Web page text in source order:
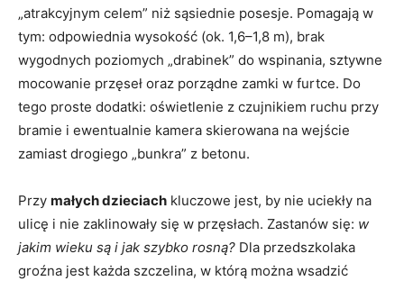
„atrakcyjnym celem” niż sąsiednie posesje. Pomagają w
tym: odpowiednia wysokość (ok. 1,6–1,8 m), brak
wygodnych poziomych „drabinek” do wspinania, sztywne
mocowanie przęseł oraz porządne zamki w furtce. Do
tego proste dodatki: oświetlenie z czujnikiem ruchu przy
bramie i ewentualnie kamera skierowana na wejście
zamiast drogiego „bunkra” z betonu.
Przy małych dzieciach kluczowe jest, by nie uciekły na
ulicę i nie zaklinowały się w przęsłach. Zastanów się: w
jakim wieku są i jak szybko rosną? Dla przedszkolaka
groźna jest każda szczelina, w którą można wsadzić